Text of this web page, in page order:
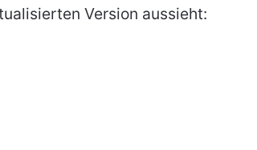
Version aussieht: